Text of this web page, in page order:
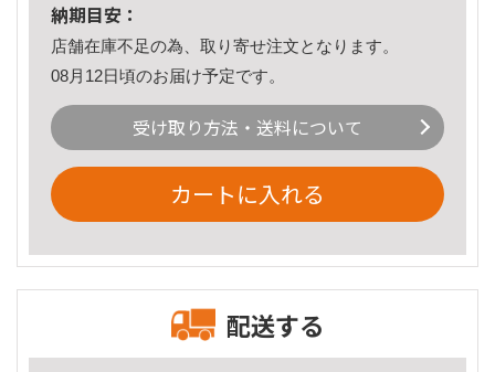
納期目安：
店舗在庫不足の為、取り寄せ注文となります。
08月12日頃のお届け予定です。
受け取り方法・送料について
カートに入れる
配送する